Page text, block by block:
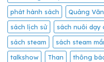
phát hành sách
Quảng Văn
sách lịch sử
sách nuôi dạy
sách steam
sách steam
talkshow
Than thông